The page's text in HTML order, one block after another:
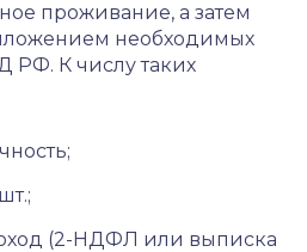
проживание, а затем
необходимых
РФ. К числу таких
(2-НДФЛ или выписка